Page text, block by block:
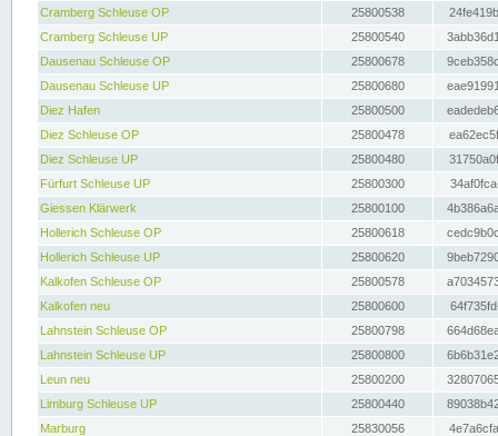
Cramberg Schleuse OP
25800538
Cramberg Schleuse UP
25800540
Dausenau Schleuse OP
25800678
Dausenau Schleuse UP
25800680
Diez Hafen
25800500
Diez Schleuse OP
25800478
Diez Schleuse UP
25800480
Fürfurt Schleuse UP
25800300
Giessen Klärwerk
25800100
Hollerich Schleuse OP
25800618
Hollerich Schleuse UP
25800620
Kalkofen Schleuse OP
25800578
Kalkofen neu
25800600
Lahnstein Schleuse OP
25800798
Lahnstein Schleuse UP
25800800
Leun neu
25800200
Limburg Schleuse UP
25800440
Marburg
25830056